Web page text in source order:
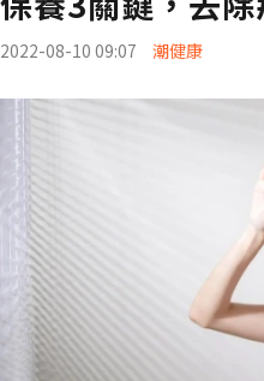
2022-08-10 09:07 潮健康